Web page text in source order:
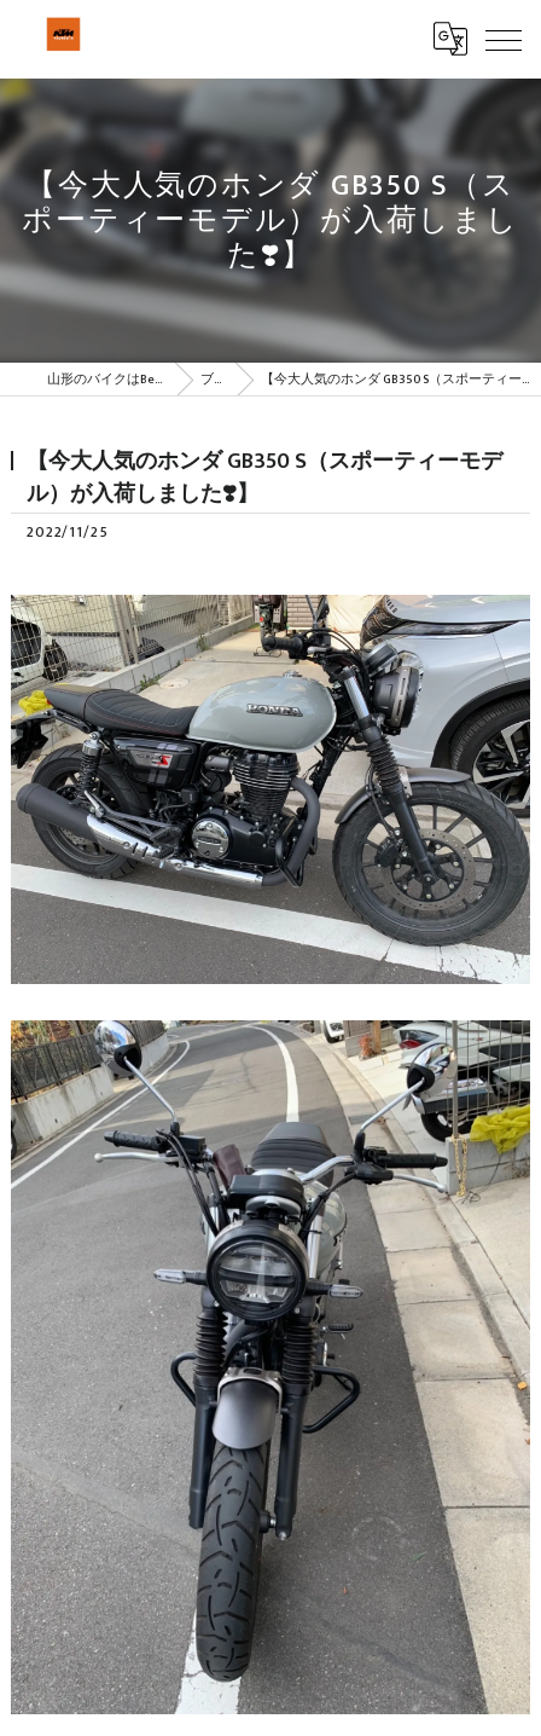
【今大人気のホンダ GB350 S（ス
ポーティーモデル）が入荷しまし
た❣️】
山形のバイクはBeSTAR株式会社 ブログ 【今大人気のホンダ GB350 S（スポーティーモデル）が入荷しました❣️】
【今大人気のホンダ GB350 S（スポーティーモデ
ル）が入荷しました❣️】
2022/11/25